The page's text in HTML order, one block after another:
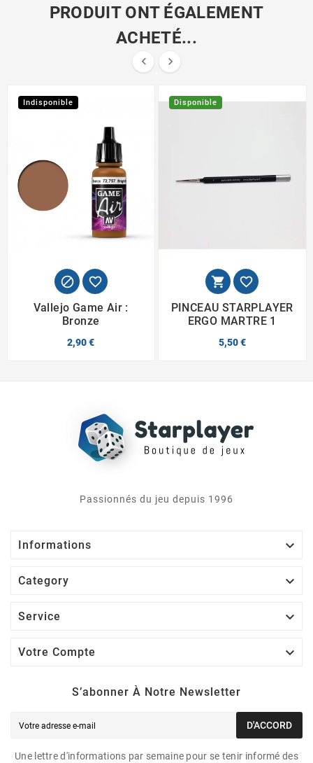
PRODUIT ONT ÉGALEMENT
ACHETÉ...
 
Indisponible
 
Vallejo Game Air :
Bronze
2,90 €
Disponible
 
PINCEAU STARPLAYER
ERGO MARTRE 1
5,50 €
Passionnés du jeu depuis 1996
Informations 
Category 
Service 
Votre Compte 
S’abonner À Notre Newsletter
D'ACCORD
Une lettre d'informations par semaine pour se tenir informé des